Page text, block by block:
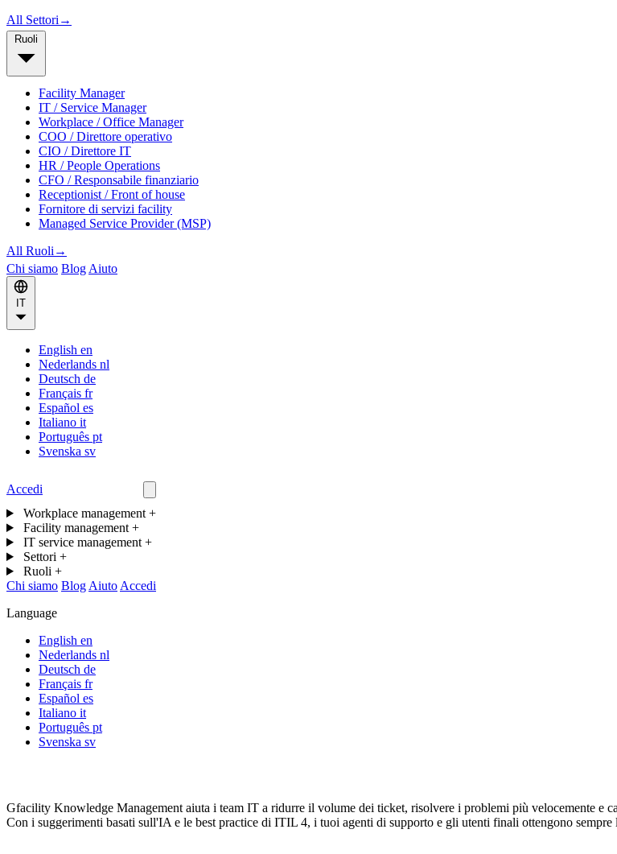
All Settori →
Facility Manager
IT / Service Manager
Workplace / Office Manager
COO / Direttore operativo
CIO / Direttore IT
HR / People Operations
CFO / Responsabile finanziario
Receptionist / Front of house
Fornitore di servizi facility
Managed Service Provider (MSP)
All Ruoli →
Chi siamo Blog Aiuto
English en
Nederlands nl
Deutsch de
Français fr
Español es
Italiano it
Português pt
Svenska sv
Accedi
Workplace management +
Facility management +
IT service management +
Settori +
Ruoli +
Chi siamo Blog Aiuto Accedi
Language
English en
Nederlands nl
Deutsch de
Français fr
Español es
Italiano it
Português pt
Svenska sv
Gfacility Knowledge Management aiuta i team IT a ridurre il volume dei ticket, risolvere i problemi più velocemente e
Con i suggerimenti basati sull'IA e le best practice di ITIL 4, i tuoi agenti di supporto e gli utenti finali ottengono sempre